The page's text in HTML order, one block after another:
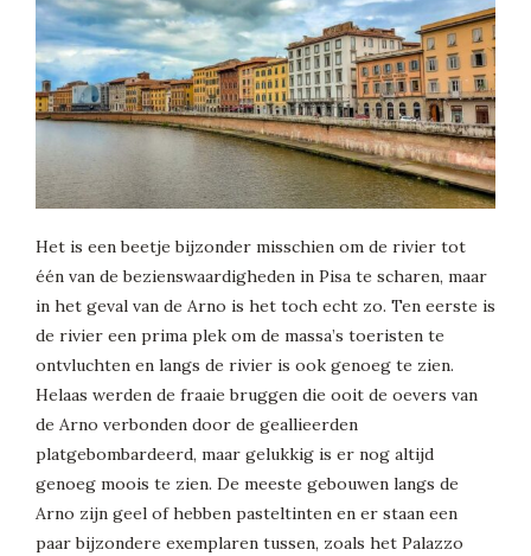
Het is een beetje bijzonder misschien om de rivier tot
één van de bezienswaardigheden in Pisa te scharen, maar
in het geval van de Arno is het toch echt zo. Ten eerste is
de rivier een prima plek om de massa’s toeristen te
ontvluchten en langs de rivier is ook genoeg te zien.
Helaas werden de fraaie bruggen die ooit de oevers van
de Arno verbonden door de geallieerden
platgebombardeerd, maar gelukkig is er nog altijd
genoeg moois te zien. De meeste gebouwen langs de
Arno zijn geel of hebben pasteltinten en er staan een
paar bijzondere exemplaren tussen, zoals het Palazzo